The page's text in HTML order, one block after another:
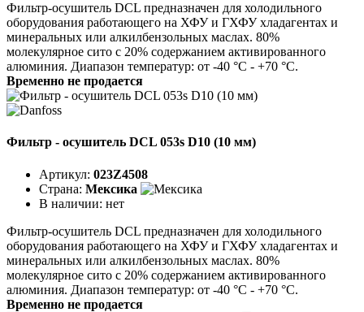
Фильтр-осушитель DCL предназначен для холодильного
оборудования работающего на ХФУ и ГХФУ хладагентах и
минеральных или алкилбензольных маслах. 80%
молекулярное сито с 20% содержанием активированного
алюминия. Диапазон температур: от -40 °C - +70 °C.
Временно не продается
Фильтр - осушитель DCL 053s D10 (10 мм)
Артикул: 023Z4508
Страна: Мексика
В наличии: нет
Фильтр-осушитель DCL предназначен для холодильного
оборудования работающего на ХФУ и ГХФУ хладагентах и
минеральных или алкилбензольных маслах. 80%
молекулярное сито с 20% содержанием активированного
алюминия. Диапазон температур: от -40 °C - +70 °C.
Временно не продается